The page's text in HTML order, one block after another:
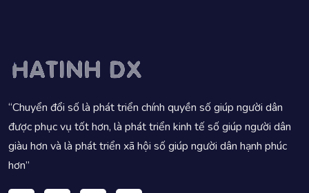
“Chuyển đổi số là phát triển chính quyền số giúp người dân
được phục vụ tốt hơn, là phát triển kinh tế số giúp người dân
giàu hơn và là phát triển xã hội số giúp người dân hạnh phúc
hơn”